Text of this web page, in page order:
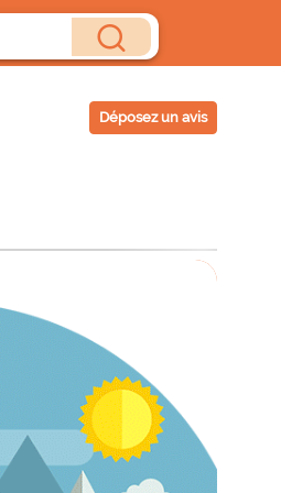
Déposez un avis